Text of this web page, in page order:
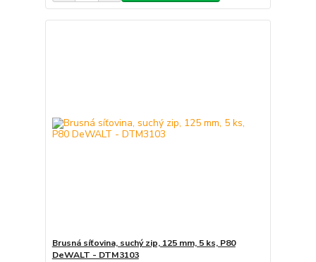
Brusná síťovina, suchý zip, 125 mm, 5 ks, P80
DeWALT - DTM3103